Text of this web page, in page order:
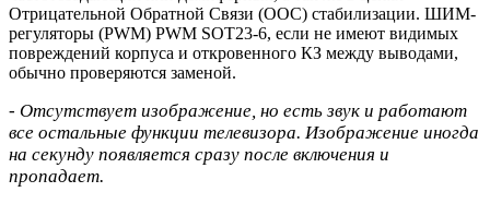
Отрицательной Обратной Связи (ООС) стабилизации. ШИМ-
регуляторы (PWM) PWM SOT23-6, если не имеют видимых
повреждений корпуса и откровенного КЗ между выводами,
обычно проверяются заменой.
- Отсутствует изображение, но есть звук и работают
все остальные функции телевизора. Изображение иногда
на секунду появляется сразу после включения и
пропадает.